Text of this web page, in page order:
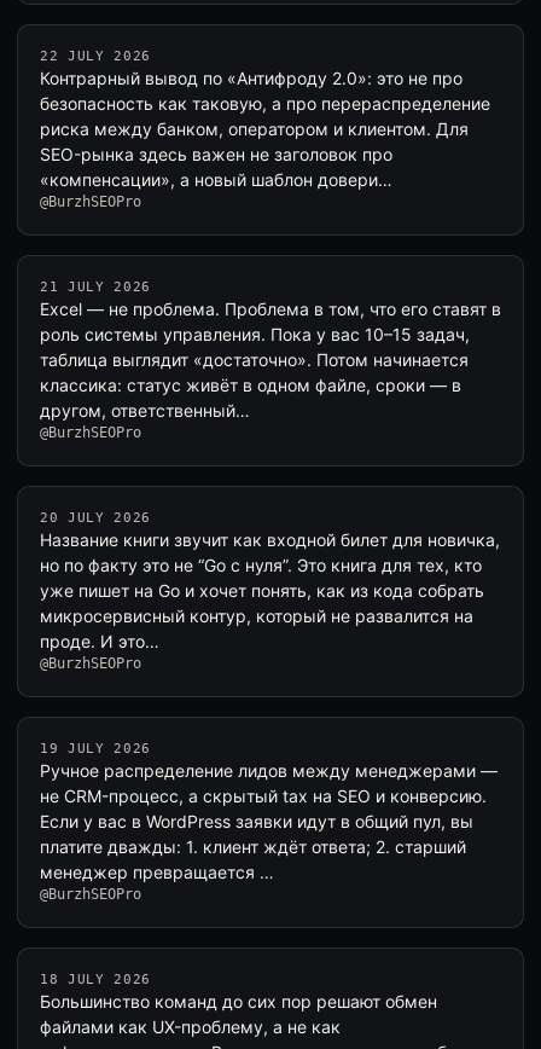
22 JULY 2026
Контрарный вывод по «Антифроду 2.0»: это не про
безопасность как таковую, а про перераспределение
риска между банком, оператором и клиентом. Для
SEO-рынка здесь важен не заголовок про
«компенсации», а новый шаблон довери…
@BurzhSEOPro
21 JULY 2026
Excel — не проблема. Проблема в том, что его ставят в
роль системы управления. Пока у вас 10–15 задач,
таблица выглядит «достаточно». Потом начинается
классика: статус живёт в одном файле, сроки — в
другом, ответственный…
@BurzhSEOPro
20 JULY 2026
Название книги звучит как входной билет для новичка,
но по факту это не “Go с нуля”. Это книга для тех, кто
уже пишет на Go и хочет понять, как из кода собрать
микросервисный контур, который не развалится на
проде. И это…
@BurzhSEOPro
19 JULY 2026
Ручное распределение лидов между менеджерами —
не CRM-процесс, а скрытый tax на SEO и конверсию.
Если у вас в WordPress заявки идут в общий пул, вы
платите дважды: 1. клиент ждёт ответа; 2. старший
менеджер превращается …
@BurzhSEOPro
18 JULY 2026
Большинство команд до сих пор решают обмен
файлами как UX-проблему, а не как